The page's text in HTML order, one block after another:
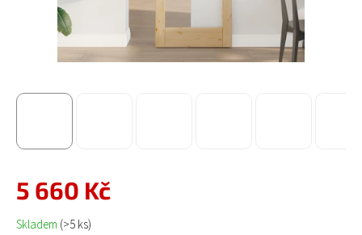
5 660 Kč
Měrná cena:
Skladem (>5 ks)